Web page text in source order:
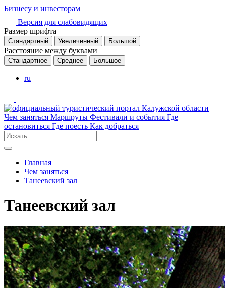
Бизнесу и инвесторам
Версия для слабовидящих
Размер шрифта
Стандартный Увеличенный Большой
Расстояние между буквами
Стандартное Среднее Большое
ru
Чем заняться Маршруты Фестивали и события Где
остановиться Где поесть Как добраться
Главная
Чем заняться
Танеевский зал
Танеевский зал